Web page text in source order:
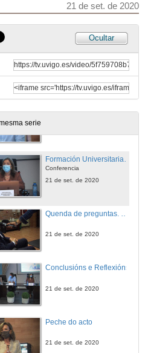
21 de set. de 2020
Ocultar
serie
Conferencia
Conferencia
21 de set. de 2020
Formación Universitaria en Humanidades - Necesidades da empresa privada
Conferencia
21 de set. de 2020
21 de set. de 2020
Conclusións e Reflexións
21 de set. de 2020
Peche do acto
21 de set. de 2020